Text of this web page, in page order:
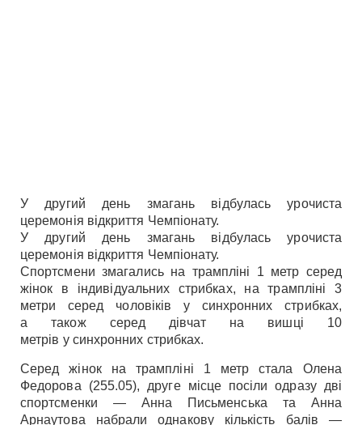
У другий день змагань відбулась урочиста
церемонія відкриття Чемпіонату.
У другий день змагань відбулась урочиста
церемонія відкриття Чемпіонату.
Спортсмени змагались на трампліні 1 метр серед
жінок в індивідуальних стрибках, на трампліні 3
метри серед чоловіків у синхронних стрибках,
а також серед дівчат на вишці 10
метрів у синхронних стрибках.
Серед жінок на трампліні 1 метр стала Олена
Федорова (255.05), друге місце посіли одразу дві
спортсменки — Анна Письменська та Анна
Арнаутова набрали однакову кількість балів —